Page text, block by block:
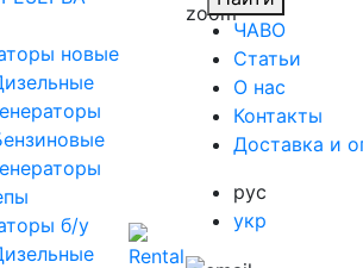
новые
б/у
ЧАВО
Cтатьи
O нас
Контакты
Доставка и
рус
укр